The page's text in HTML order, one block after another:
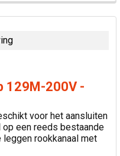
129M-200V -
voor het aansluiten
een reeds bestaande
rookkanaal met